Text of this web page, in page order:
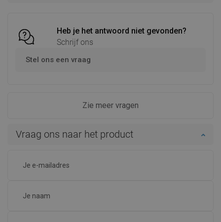
Heb je het antwoord niet gevonden?
Schrijf ons
Stel ons een vraag
Zie meer vragen
Vraag ons naar het product